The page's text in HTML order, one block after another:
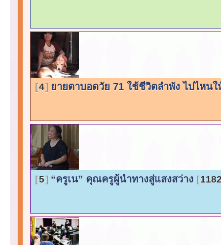
4 ยายตาบอดวัย 71 ใช้ชีวิตลำพัง ไปไหน
5 “ครูเน” คุณครูผู้นำทางสู่แสงสว่าง